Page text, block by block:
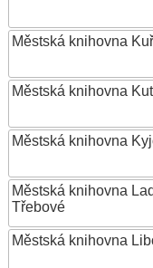
Městská knihovna
Městská knihovna
Městská knihovna
Městská knihovna
Třebové
Městská knihovna